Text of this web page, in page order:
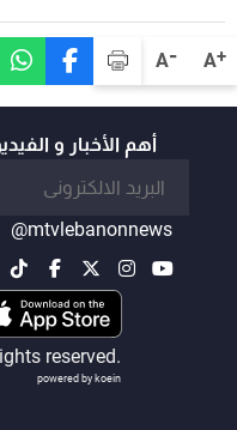
A+
A-
أهم الأخبار و
@mtvlebanonnews
reserved.
powered by koein